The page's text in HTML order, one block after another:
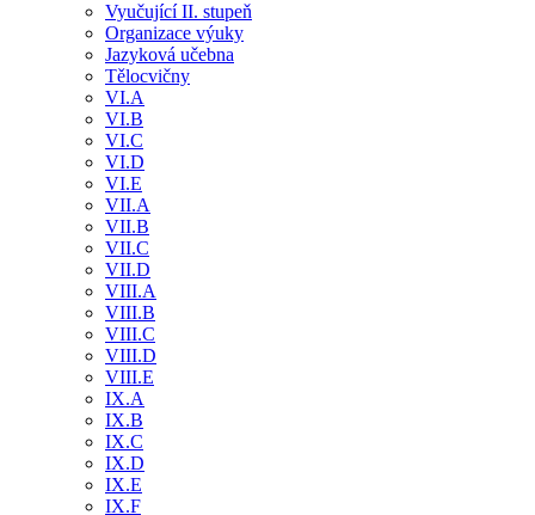
Vyučující II. stupeň
Organizace výuky
Jazyková učebna
Tělocvičny
VI.A
VI.B
VI.C
VI.D
VI.E
VII.A
VII.B
VII.C
VII.D
VIII.A
VIII.B
VIII.C
VIII.D
VIII.E
IX.A
IX.B
IX.C
IX.D
IX.E
IX.F